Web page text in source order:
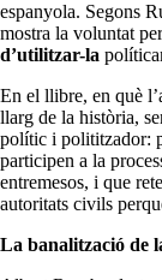
espanyola. Segons
mostra la voluntat
d’utilitzar-la
En el llibre, en què
llarg de la història,
polític i polititzador:
participen a la
entremesos, i que
autoritats civils
La banalització de